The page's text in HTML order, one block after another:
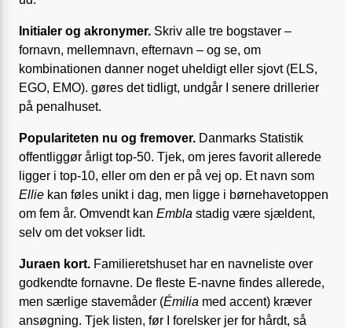
Initialer og akronymer. Skriv alle tre bogstaver –
fornavn, mellemnavn, efternavn – og se, om
kombinationen danner noget uheldigt eller sjovt (ELS,
EGO, EMO). gøres det tidligt, undgår I senere drillerier
på penalhuset.
Populariteten nu og fremover. Danmarks Statistik
offentliggør årligt top-50. Tjek, om jeres favorit allerede
ligger i top-10, eller om den er på vej op. Et navn som
Ellie kan føles unikt i dag, men ligge i børnehavetoppen
om fem år. Omvendt kan Embla stadig være sjældent,
selv om det vokser lidt.
Juraen kort. Familieretshuset har en navneliste over
godkendte fornavne. De fleste E-navne findes allerede,
men særlige stavemåder (Émilia med accent) kræver
ansøgning. Tjek listen, før I forelsker jer for hårdt, så